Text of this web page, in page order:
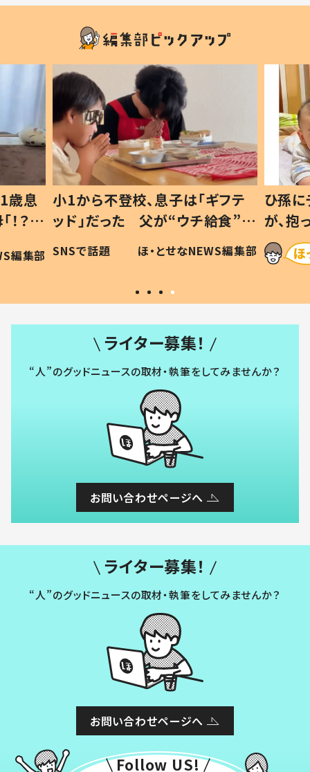
歳息
？」
編集部
小1から不登校、息子は「ギフテ
ッド」だった 父が“ウチ給食”を
作り続ける理由とは #令和の親
#令和の子
SNSで話題 ほ・とせなNEWS編集部
ひ孫
が、
「涙が
い」
ライター募集！
“人”のグッドニュースの取材・執筆をしてみませんか？
お問い合わせページへ
ライター募集！
“人”のグッドニュースの取材・執筆をしてみませんか？
お問い合わせページへ
Follow US!